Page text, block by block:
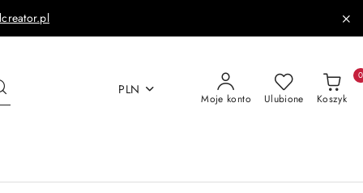
PLN
Moje konto Ulubione Koszyk
0